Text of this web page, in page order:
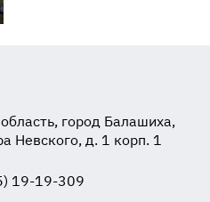
город Балашиха,
Невского, д. 1 корп. 1
19-19-309